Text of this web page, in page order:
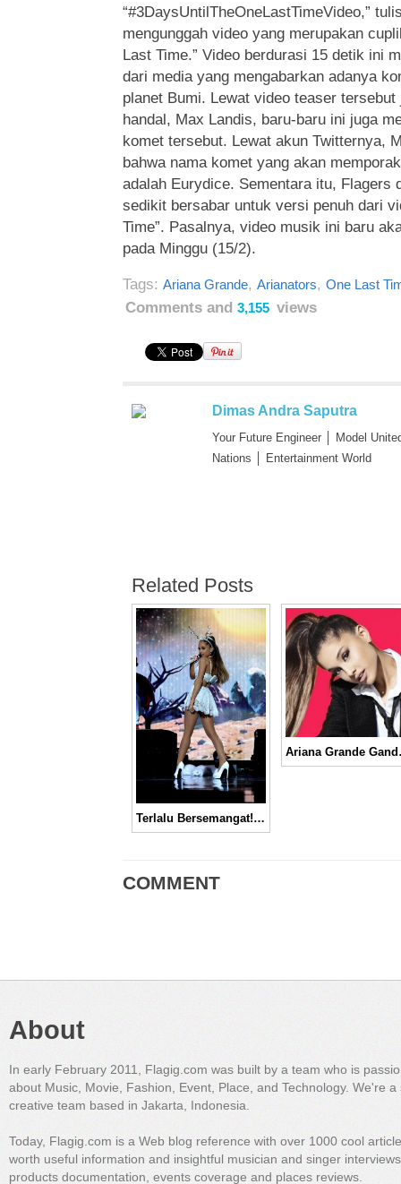
“#3DaysUntilTheOneLastTimeVideo,”
mengunggah video yang merupakan
Last Time.” Video berdurasi 15 detik ini
dari media yang mengabarkan adanya
planet Bumi. Lewat video teaser
handal, Max Landis, baru-baru ini juga
komet tersebut. Lewat akun Twitternya,
bahwa nama komet yang akan
adalah Eurydice. Sementara itu, Flagers
sedikit bersabar untuk versi penuh dari
Time”. Pasalnya, video musik ini baru
pada Minggu (15/2).
Tags: Ariana Grande, Arianators, One Last
Comments and 3,155 views
Dimas Andra Saputra
Your Future Engineer │ Model
Nations │ Entertainment World
Related Posts
Terlalu Bersemangat! Ariana Grande Jatuh di Panggung Saat Tur “Honeymoon”
Ariana
COMMENT
About
In early February 2011, Flagig.com was built by a team who is
about Music, Movie, Fashion, Event, Place, and Technology. We're a
creative team based in Jakarta, Indonesia.
Today, Flagig.com is a Web blog reference with over 1000 cool
worth useful information and insightful musician and singer
products documentation, events coverage and places reviews.